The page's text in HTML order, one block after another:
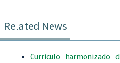
Related News
Curriculo harmonizado